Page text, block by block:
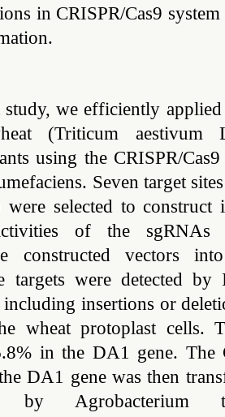
in CRISPR/Cas9
we efficiently applied
(Triticum aestivum
using the CRISPR/
Seven target
selected to construct
of the sgRNAs
constructed vectors
targets were detected by
insertions or
wheat protoplast cells.
in the DA1 gene. The
DA1 gene was then
Agrobacterium